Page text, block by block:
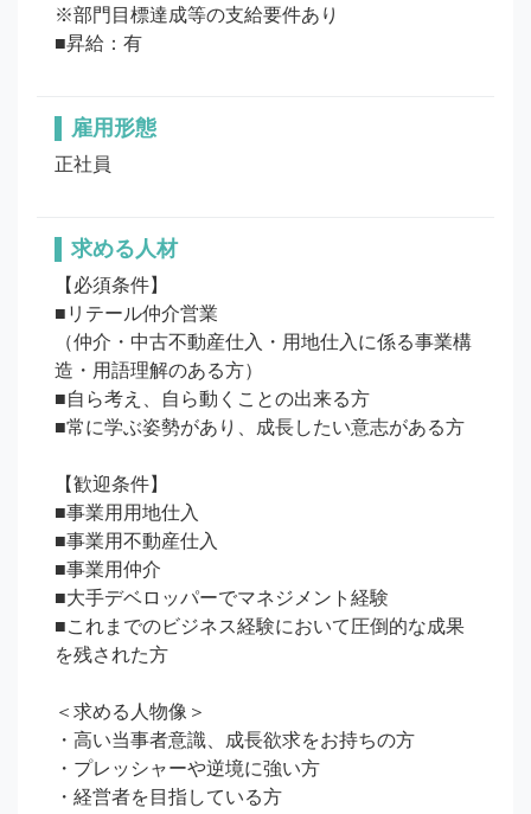
※部門目標達成等の支給要件あり
■昇給：有
雇用形態
正社員
求める人材
【必須条件】
■リテール仲介営業
（仲介・中古不動産仕入・用地仕入に係る事業構
造・用語理解のある方）
■自ら考え、自ら動くことの出来る方
■常に学ぶ姿勢があり、成長したい意志がある方
【歓迎条件】
■事業用用地仕入
■事業用不動産仕入
■事業用仲介
■大手デベロッパーでマネジメント経験
■これまでのビジネス経験において圧倒的な成果
を残された方
＜求める人物像＞
・高い当事者意識、成長欲求をお持ちの方
・プレッシャーや逆境に強い方
・経営者を目指している方